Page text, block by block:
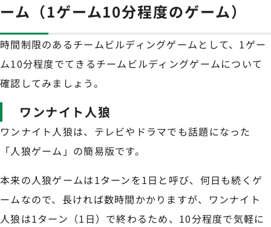
ーム（1ゲーム10分程度のゲーム）
時間制限のあるチームビルディングゲームとして、1ゲー
ム10分程度でてきるチームビルディングゲームについて
確認してみましょう。
ワンナイト人狼
ワンナイト人狼は、テレビやドラマでも話題になった
「人狼ゲーム」の簡易版です。
本来の人狼ゲームは1ターンを1日と呼び、何日も続くゲ
ームなので、長ければ数時間かかりますが、ワンナイト
人狼は1ターン（1日）で終わるため、10分程度で気軽に